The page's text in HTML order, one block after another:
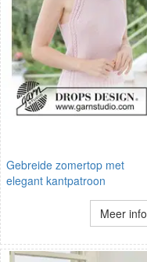
Gebreide zomertop met
elegant kantpatroon
Meer info